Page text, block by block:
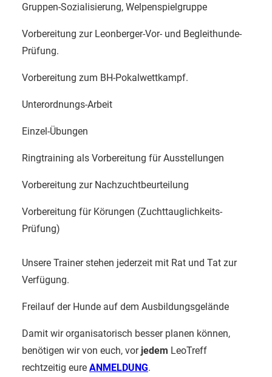
Gruppen-Sozialisierung, Welpenspielgruppe
Vorbereitung zur Leonberger-Vor- und Begleithunde-
Prüfung.
Vorbereitung zum BH-Pokalwettkampf.
Unterordnungs-Arbeit
Einzel-Übungen
Ringtraining als Vorbereitung für Ausstellungen
Vorbereitung zur Nachzuchtbeurteilung
Vorbereitung für Körungen (Zuchttauglichkeits-
Prüfung)
Unsere Trainer stehen jederzeit mit Rat und Tat zur
Verfügung.
Freilauf der Hunde auf dem Ausbildungsgelände
Damit wir organisatorisch besser planen können,
benötigen wir von euch, vor jedem LeoTreff
rechtzeitig eure ANMELDUNG.